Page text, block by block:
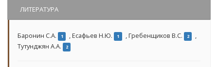
ЛИТЕРАТУРА
Баронин С.А. 1 ,Есафьев Н.Ю. 1 ,Гребенщиков В.С. 2
,
Тутунджян А.А.
2